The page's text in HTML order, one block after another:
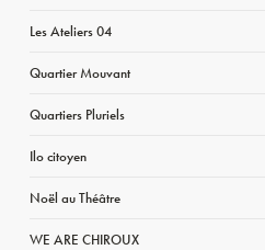
Les Ateliers 04
Quartier Mouvant
Quartiers Pluriels
Ilo citoyen
Noël au Théâtre
WE ARE CHIROUX